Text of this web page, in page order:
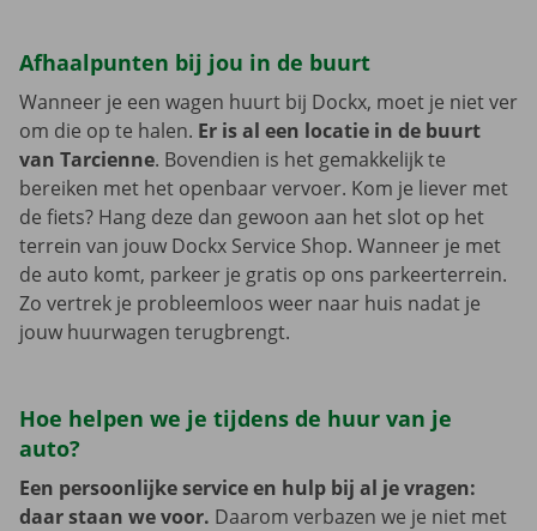
Afhaalpunten bij jou in de buurt
Wanneer je een wagen huurt bij Dockx, moet je niet ver
om die op te halen. Er is al een locatie in de buurt
van Tarcienne. Bovendien is het gemakkelijk te
bereiken met het openbaar vervoer. Kom je liever met
de fiets? Hang deze dan gewoon aan het slot op het
terrein van jouw Dockx Service Shop. Wanneer je met
de auto komt, parkeer je gratis op ons parkeerterrein.
Zo vertrek je probleemloos weer naar huis nadat je
jouw huurwagen terugbrengt.
Hoe helpen we je tijdens de huur van je
auto?
Een persoonlijke service en hulp bij al je vragen:
daar staan we voor. Daarom verbazen we je niet met